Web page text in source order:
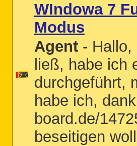
WIndowa 7
Modus
Agent - Hallo,
ließ, habe ich
durchgeführt,
habe ich,
board.de/
beseitigen